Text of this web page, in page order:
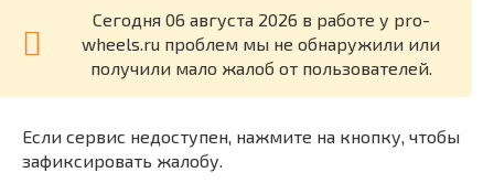
Cегодня 06 августа 2026 в работе у pro-
wheels.ru проблем мы не обнаружили или
получили мало жалоб от пользователей.
Если сервис недоступен, нажмите на кнопку, чтобы
зафиксировать жалобу.